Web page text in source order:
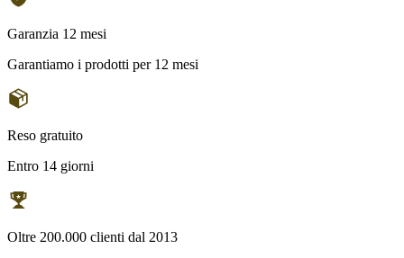
Garanzia 12 mesi
Garantiamo i prodotti per 12 mesi
Reso gratuito
Entro 14 giorni
Oltre 200.000 clienti dal 2013